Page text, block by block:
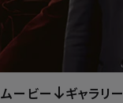
ムービー ギャラリー